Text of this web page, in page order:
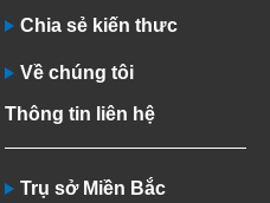
Chia sẻ kiến thưc
Về chúng tôi
Thông tin liên hệ
Trụ sở Miền Bắc